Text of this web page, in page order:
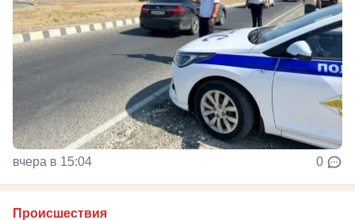
вчера в 15:04 0
Происшествия